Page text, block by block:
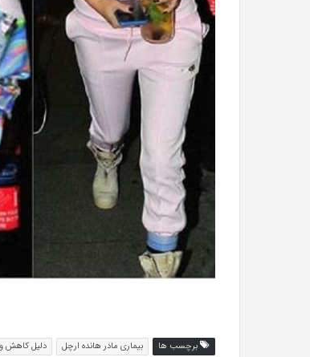
برچسب ها بیماری مادر هانده ارچل دلیل کاهش